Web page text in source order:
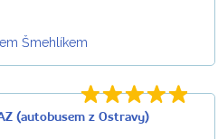
Šmehlíkem
(autobusem z Ostravy)